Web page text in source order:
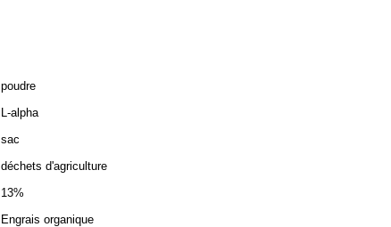
poudre
L-alpha
sac
déchets d'agriculture
13%
Engrais organique